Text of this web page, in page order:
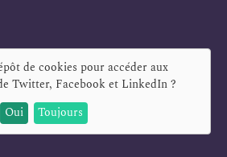
de cookies pour accéder aux
Twitter, Facebook et LinkedIn?
Oui
Toujours